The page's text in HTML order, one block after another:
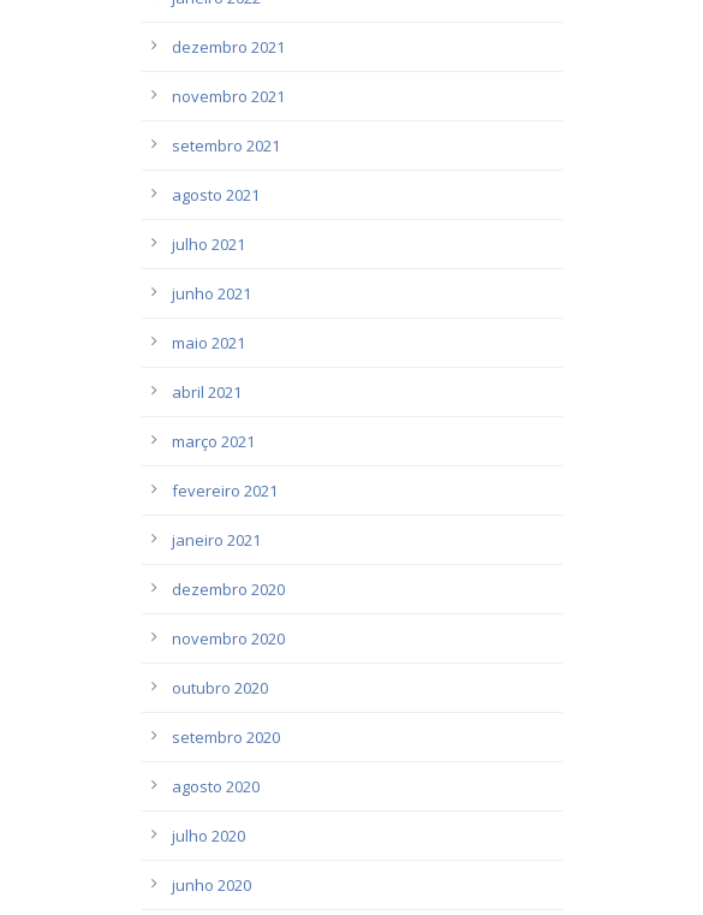
dezembro 2021
novembro 2021
setembro 2021
agosto 2021
julho 2021
junho 2021
maio 2021
abril 2021
março 2021
fevereiro 2021
janeiro 2021
dezembro 2020
novembro 2020
outubro 2020
setembro 2020
agosto 2020
julho 2020
junho 2020